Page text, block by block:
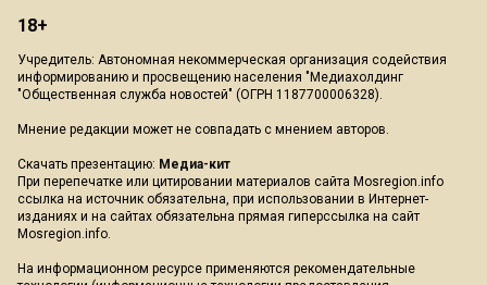
18+
Учредитель: Автономная некоммерческая организация содействия
информированию и просвещению населения "Медиахолдинг
"Общественная служба новостей" (ОГРН 1187700006328).
Мнение редакции может не совпадать с мнением авторов.
Скачать презентацию: Медиа-кит
При перепечатке или цитировании материалов сайта Mosregion.info
ссылка на источник обязательна, при использовании в Интернет-
изданиях и на сайтах обязательна прямая гиперссылка на сайт
Mosregion.info.
На информационном ресурсе применяются рекомендательные